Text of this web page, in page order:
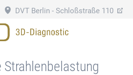
DVT Berlin - Schloßstraße 110
Strahlenbelastung